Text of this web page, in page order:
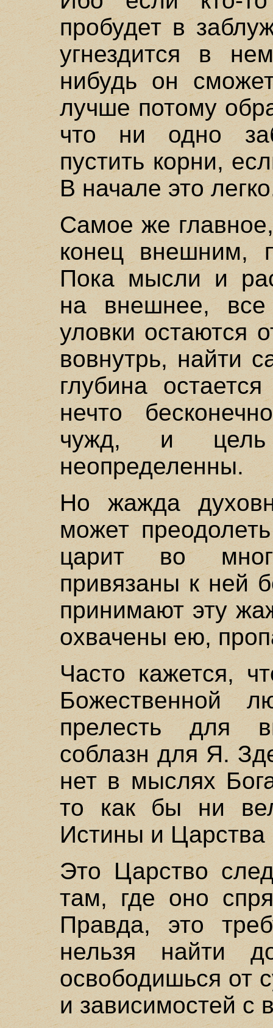
пробудет в
угнездится в
нибудь он
лучше потому
что ни одно
пустить корни,
В начале это
Самое же
конец внешним,
Пока мысли и
на внешнее,
уловки остаются
вовнутрь, найти
глубина
нечто
чужд, и
неопределенны.
Но жажда
может
царит во
привязаны к ней
принимают эту
охвачены ею,
Часто кажется,
Божественной
прелесть для
соблазн для Я.
нет в мыслях
то как бы ни
Истины и
Это Царство
там, где оно
Правда, это
нельзя найти
освободишься от
и зависимостей с